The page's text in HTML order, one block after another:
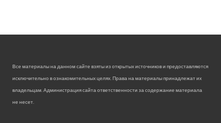
Все материалы на данном сайте взяты из открытых источников и предоставляются
исключительно в ознакомительных целях. Права на материалы принадлежат их
владельцам. Администрация сайта ответственности за содержание материала
не несет.